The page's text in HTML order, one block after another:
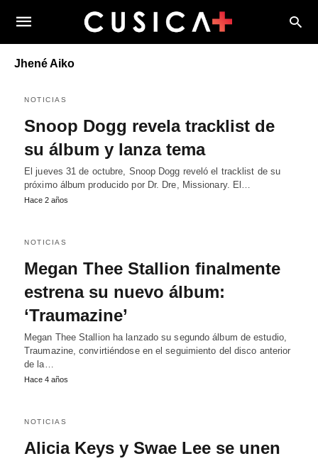
Jhené Aiko
NOTICIAS
Snoop Dogg revela tracklist de
su álbum y lanza tema
El jueves 31 de octubre, Snoop Dogg reveló el tracklist de su
próximo álbum producido por Dr. Dre, Missionary. El…
Hace 2 años
NOTICIAS
Megan Thee Stallion finalmente
estrena su nuevo álbum:
‘Traumazine’
Megan Thee Stallion ha lanzado su segundo álbum de estudio,
Traumazine, convirtiéndose en el seguimiento del disco anterior
de la…
Hace 4 años
NOTICIAS
Alicia Keys y Swae Lee se unen